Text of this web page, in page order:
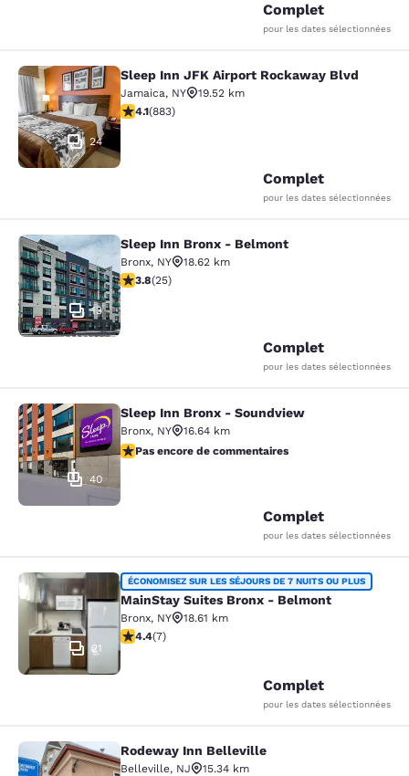
Complet
pour les dates sélectionnées
Sleep Inn JFK Airport Rockaway
24
Sleep Inn JFK Airport Rockaway Blvd
Jamaica, NY
19.52 km
4.11 étoiles. Très Bien. 883 commentaires
4.1(883)
Complet
pour les dates sélectionnées
Sleep Inn Bronx - Belmont
13
Sleep Inn Bronx - Belmont
Bronx, NY
18.62 km
3.76 étoiles. Bien. 25 commentaires
3.8(25)
Complet
pour les dates sélectionnées
Sleep Inn Bronx - Soundview
40
Sleep Inn Bronx - Soundview
Bronx, NY
16.64 km
Pas encore de commentaires
Pas encore de commentaires
Complet
pour les dates sélectionnées
MainStay Suites Bronx - Belmont
21
ÉCONOMISEZ SUR LES SÉJOURS DE 7 NUITS OU PLUS
MainStay Suites Bronx - Belmont
Bronx, NY
18.61 km
4.43 étoiles. Excellent. 7 commentaires
4.4(7)
Complet
pour les dates sélectionnées
Rodeway Inn Belleville
Rodeway Inn Belleville
Belleville, NJ
15.34 km